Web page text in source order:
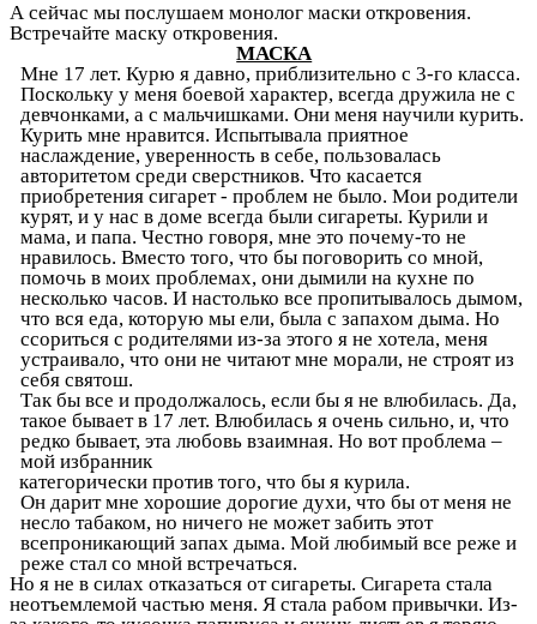
А сейчас мы послушаем монолог маски откровения.
Встречайте маску откровения.
МАСКА
Мне 17 лет. Курю я давно, приблизительно с 3-го класса.
Поскольку у меня боевой характер, всегда дружила не с
девчонками, а с мальчишками. Они меня научили курить.
Курить мне нравится. Испытывала приятное
наслаждение, уверенность в себе, пользовалась
авторитетом среди сверстников. Что касается
приобретения сигарет - проблем не было. Мои родители
курят, и у нас в доме всегда были сигареты. Курили и
мама, и папа. Честно говоря, мне это почему-то не
нравилось. Вместо того, что бы поговорить со мной,
помочь в моих проблемах, они дымили на кухне по
несколько часов. И настолько все пропитывалось дымом,
что вся еда, которую мы ели, была с запахом дыма. Но
ссориться с родителями из-за этого я не хотела, меня
устраивало, что они не читают мне морали, не строят из
себя святош.
Так бы все и продолжалось, если бы я не влюбилась. Да,
такое бывает в 17 лет. Влюбилась я очень сильно, и, что
редко бывает, эта любовь взаимная. Но вот проблема –
мой избранник
категорически против того, что бы я курила.
Он дарит мне хорошие дорогие духи, что бы от меня не
несло табаком, но ничего не может забить этот
всепроникающий запах дыма. Мой любимый все реже и
реже стал со мной встречаться.
Но я не в силах отказаться от сигареты. Сигарета стала
неотъемлемой частью меня. Я стала рабом привычки. Из-